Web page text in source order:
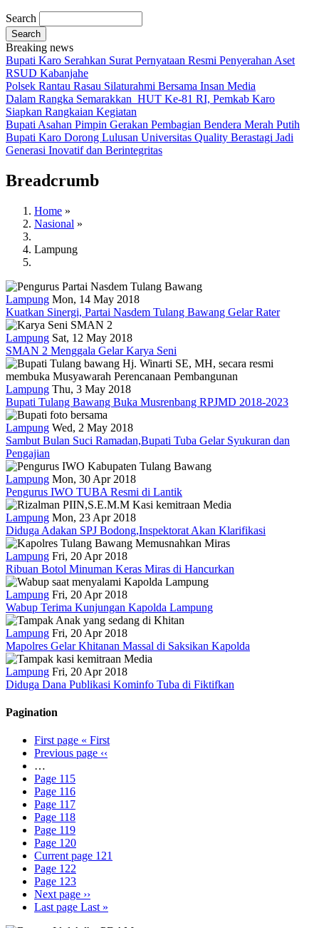
Search
Breaking news
Bupati Karo Serahkan Surat Pernyataan Resmi Penyerahan Aset
RSUD Kabanjahe
Polsek Rantau Rasau Silaturahmi Bersama Insan Media
Dalam Rangka Semarakkan HUT Ke-81 RI, Pemkab Karo
Siapkan Rangkaian Kegiatan
Bupati Asahan Pimpin Gerakan Pembagian Bendera Merah Putih
Bupati Karo Dorong Lulusan Universitas Quality Berastagi Jadi
Generasi Inovatif dan Berintegritas
Breadcrumb
Home »
Nasional »
Lampung
Lampung Mon, 14 May 2018
Kuatkan Sinergi, Partai Nasdem Tulang Bawang Gelar Rater
Lampung Sat, 12 May 2018
SMAN 2 Menggala Gelar Karya Seni
Lampung Thu, 3 May 2018
Bupati Tulang Bawang Buka Musrenbang RPJMD 2018-2023
Lampung Wed, 2 May 2018
Sambut Bulan Suci Ramadan,Bupati Tuba Gelar Syukuran dan
Pengajian
Lampung Mon, 30 Apr 2018
Pengurus IWO TUBA Resmi di Lantik
Lampung Mon, 23 Apr 2018
Diduga Adakan SPJ Bodong,Inspektorat Akan Klarifikasi
Lampung Fri, 20 Apr 2018
Ribuan Botol Minuman Keras Miras di Hancurkan
Lampung Fri, 20 Apr 2018
Wabup Terima Kunjungan Kapolda Lampung
Lampung Fri, 20 Apr 2018
Mapolres Gelar Khitanan Massal di Saksikan Kapolda
Lampung Fri, 20 Apr 2018
Diduga Dana Publikasi Kominfo Tuba di Fiktifkan
Pagination
First page « First
Previous page ‹‹
…
Page 115
Page 116
Page 117
Page 118
Page 119
Page 120
Current page 121
Page 122
Page 123
Next page ››
Last page Last »